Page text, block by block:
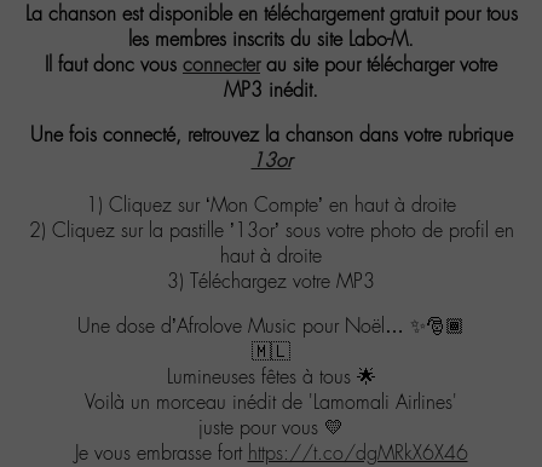
La chanson est disponible en téléchargement gratuit pour tous
les membres inscrits du site Labo-M.
Il faut donc vous connecterau site pour télécharger votre
MP3 inédit.
Une fois connecté, retrouvez la chanson dans votre rubrique
13or
1) Cliquez sur ‘Mon Compte’ en haut à droite
2) Cliquez sur la pastille ’13or’ sous votre photo de profil en
haut à droite
3) Téléchargez votre MP3
Une dose d’Afrolove Music pour Noël… ✨🎅🏾
🇲🇱
Lumineuses fêtes à tous 🌟
Voilà un morceau inédit de 'Lamomali Airlines'
juste pour vous 💛
Je vous embrasse fort https://t.co/dgMRkX6X46